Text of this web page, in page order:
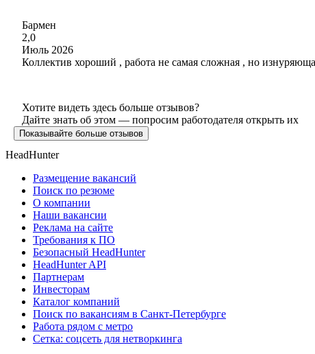
Бармен
2,0
Июль 2026
Коллектив хороший , работа не самая сложная , но
Хотите видеть здесь больше отзывов?
Дайте знать об этом — попросим работодателя открыть их
Показывайте больше отзывов
HeadHunter
Размещение вакансий
Поиск по резюме
О компании
Наши вакансии
Реклама на сайте
Требования к ПО
Безопасный HeadHunter
HeadHunter API
Партнерам
Инвесторам
Каталог компаний
Поиск по вакансиям в Санкт-Петербурге
Работа рядом с метро
Сетка: соцсеть для нетворкинга